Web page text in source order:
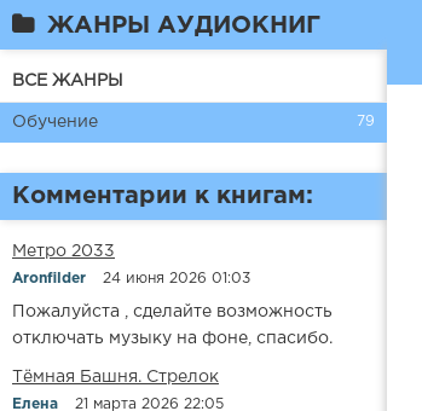
ЖАНРЫ АУДИОКНИГ
ВСЕ ЖАНРЫ
Обучение 79
Комментарии к книгам:
Метро 2033
Aronfilder 24 июня 2026 01:03
Пожалуйста , сделайте возможность
отключать музыку на фоне, спасибо.
​​Тёмная Башня. Стрелок
Елена 21 марта 2026 22:05